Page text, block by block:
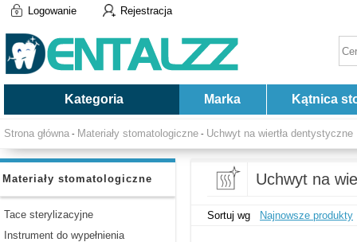
Logowanie Rejestracja
Kategoria Marka Kątnica
Strona główna - Materiały stomatologiczne - Uchwyt na wiertła dentystyczne
Materiały stomatologiczne
Tace sterylizacyjne
Instrument do wypełnienia
Uchwyt na
Sortuj wg Najnowsze produkty